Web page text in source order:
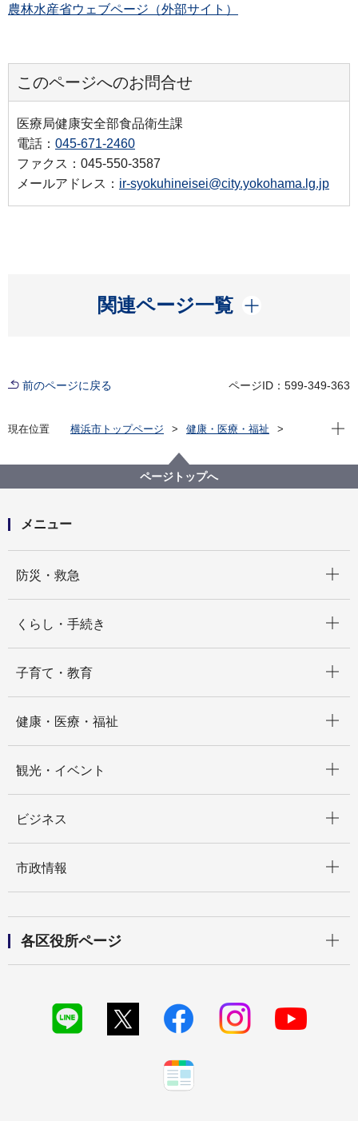
農林水産省ウェブページ（外部サイト）
このページへのお問合せ
医療局健康安全部食品衛生課
電話： 045-671-2460
ファクス：045-550-3587
メールアドレス： ir-syokuhineisei@city.yokohama.lg.jp
関連ページ一覧
開く
前のページに戻る ページID：599-349-363
現在位置 横浜市トップページ
健康・医療・福祉
食の安全ヨコハマＷＥＢ
食品衛生情報（お役立ち情報等）
その他食品の安全
牛海綿状脳症（ＢＳＥ）
現在
ページトップへ
メニュー
防災・救急
くらし・手続き
子育て・教育
健康・医療・福祉
観光・イベント
ビジネス
市政情報
各区役所ページ